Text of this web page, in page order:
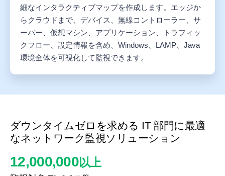
細なインタラクティブマップを作成します。エッジか
らクラウドまで、デバイス、無線コントローラー、サ
ーバー、仮想マシン、アプリケーション、トラフィッ
クフロー、設定情報を含め、Windows、LAMP、Java
環境全体を可視化して監視できます。
ダウンタイムゼロを求める IT 部門に最適
なネットワーク監視ソリューション
12,000,000以上